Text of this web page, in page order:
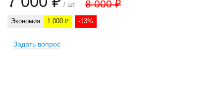
/ шт 8 000 ₽
Экономия 1 000 ₽ -13%
Задать вопрос